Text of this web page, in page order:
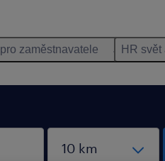
pro zaměstnavatele HR svět